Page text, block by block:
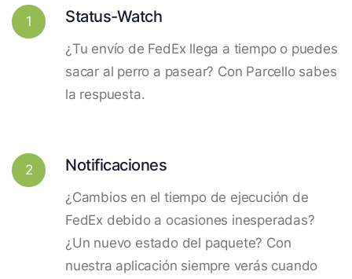
1 Status-Watch
¿Tu envío de FedEx llega a tiempo o puedes
sacar al perro a pasear? Con Parcello sabes
la respuesta.
2 Notificaciones
¿Cambios en el tiempo de ejecución de
FedEx debido a ocasiones inesperadas?
¿Un nuevo estado del paquete? Con
nuestra aplicación siempre verás cuando